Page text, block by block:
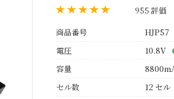
955 評価
商品番号
HJP57
電圧
10.8V
容量
セル数
12 セル